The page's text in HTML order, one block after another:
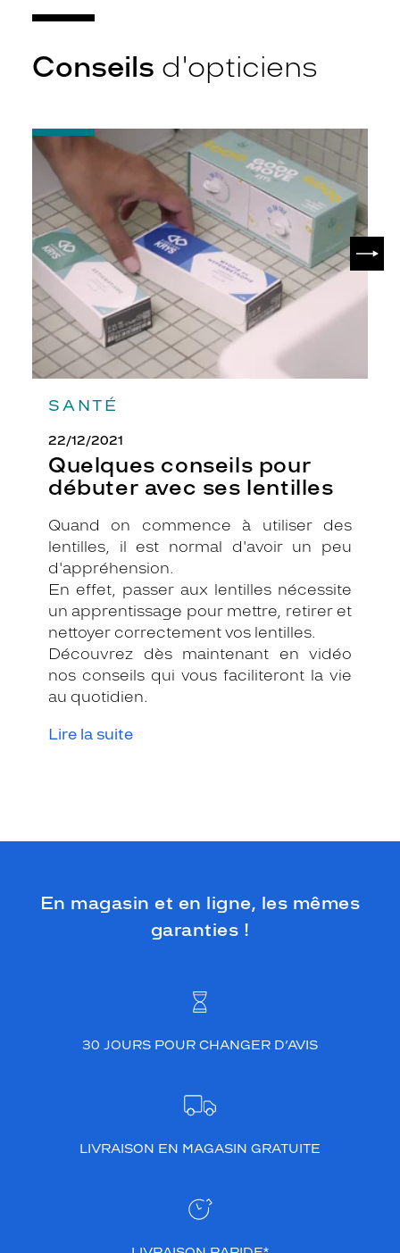
Conseils d'opticiens
SANTÉ
22/12/2021
Quelques conseils pour
débuter avec ses lentilles
Quand on commence à utiliser des
lentilles, il est normal d'avoir un peu
d'appréhension.
En effet, passer aux lentilles nécessite
un apprentissage pour mettre, retirer et
nettoyer correctement vos lentilles.
Découvrez dès maintenant en vidéo
nos conseils qui vous faciliteront la vie
au quotidien.
Lire la suite
-
Quelques
conseils
pour
débuter
avec
ses
lentilles
En magasin et en ligne, les mêmes
garanties !
30 JOURS POUR CHANGER D’AVIS
LIVRAISON EN MAGASIN GRATUITE